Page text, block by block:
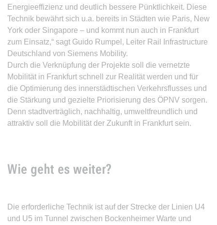
Energieeffizienz und deutlich bessere Pünktlichkeit. Diese
Technik bewährt sich u.a. bereits in Städten wie Paris, New
York oder Singapore – und kommt nun auch in Frankfurt
zum Einsatz,“ sagt Guido Rumpel, Leiter Rail Infrastructure
Deutschland von Siemens Mobility.
Durch die Verknüpfung der Projekte soll die vernetzte
Mobilität in Frankfurt schnell zur Realität werden und für
die Optimierung des innerstädtischen Verkehrsflusses und
die Stärkung und gezielte Priorisierung des ÖPNV sorgen.
Denn stadtverträglich, nachhaltig, umweltfreundlich und
attraktiv soll die Mobilität der Zukunft in Frankfurt sein.
Wie geht es weiter?
Die erforderliche Technik ist auf der Strecke der Linien U4
und U5 im Tunnel zwischen Bockenheimer Warte und